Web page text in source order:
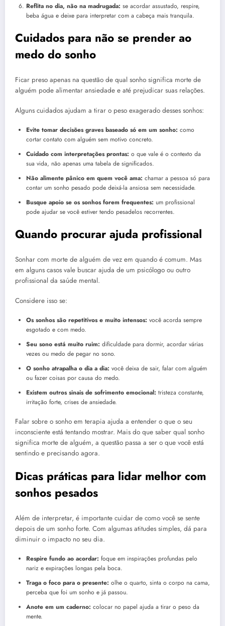
Reflita no dia, não na madrugada: se acordar assustado, respire,
beba água e deixe para interpretar com a cabeça mais tranquila.
Cuidados para não se prender ao
medo do sonho
Ficar preso apenas na questão de qual sonho significa morte de
alguém pode alimentar ansiedade e até prejudicar suas relações.
Alguns cuidados ajudam a tirar o peso exagerado desses sonhos:
Evite tomar decisões graves baseado só em um sonho: como
cortar contato com alguém sem motivo concreto.
Cuidado com interpretações prontas: o que vale é o contexto da
sua vida, não apenas uma tabela de significados.
Não alimente pânico em quem você ama: chamar a pessoa só para
contar um sonho pesado pode deixá-la ansiosa sem necessidade.
Busque apoio se os sonhos forem frequentes: um profissional
pode ajudar se você estiver tendo pesadelos recorrentes.
Quando procurar ajuda profissional
Sonhar com morte de alguém de vez em quando é comum. Mas
em alguns casos vale buscar ajuda de um psicólogo ou outro
profissional da saúde mental.
Considere isso se:
Os sonhos são repetitivos e muito intensos: você acorda sempre
esgotado e com medo.
Seu sono está muito ruim: dificuldade para dormir, acordar várias
vezes ou medo de pegar no sono.
O sonho atrapalha o dia a dia: você deixa de sair, falar com alguém
ou fazer coisas por causa do medo.
Existem outros sinais de sofrimento emocional: tristeza constante,
irritação forte, crises de ansiedade.
Falar sobre o sonho em terapia ajuda a entender o que o seu
inconsciente está tentando mostrar. Mais do que saber qual sonho
significa morte de alguém, a questão passa a ser o que você está
sentindo e precisando agora.
Dicas práticas para lidar melhor com
sonhos pesados
Além de interpretar, é importante cuidar de como você se sente
depois de um sonho forte. Com algumas atitudes simples, dá para
diminuir o impacto no seu dia.
Respire fundo ao acordar: foque em inspirações profundas pelo
nariz e expirações longas pela boca.
Traga o foco para o presente: olhe o quarto, sinta o corpo na cama,
perceba que foi um sonho e já passou.
Anote em um caderno: colocar no papel ajuda a tirar o peso da
mente.